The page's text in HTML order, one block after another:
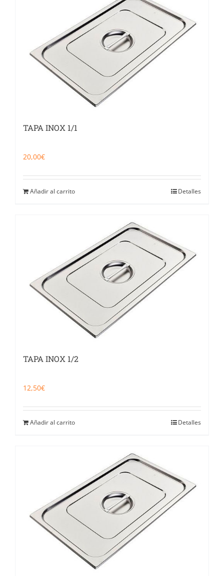
Food Service y Vending
91 629 17 10
TAPA INOX 1/1
20,00€
Añadir al carrito Detalles
TAPA INOX 1/2
12,50€
Añadir al carrito Detalles